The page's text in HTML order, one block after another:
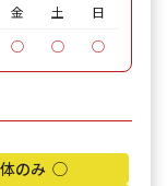
¥14,300
¥18,000
¥8,300
金 土
日
◯ ◯ ◯
のみ ◯